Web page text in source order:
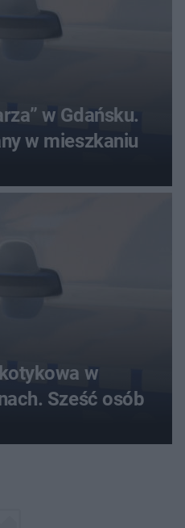
w Gdańsku.
w mieszkaniu
w
Sześć osób